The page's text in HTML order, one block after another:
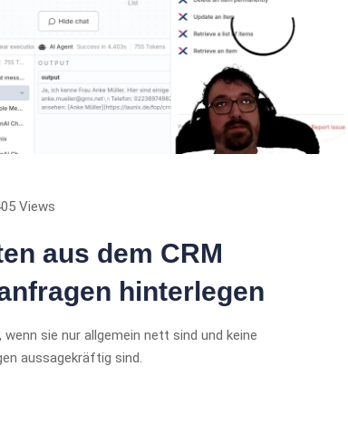
Views
aus dem CRM
hinterlegen
sie nur allgemein nett sind und keine
aussagekräftig sind.